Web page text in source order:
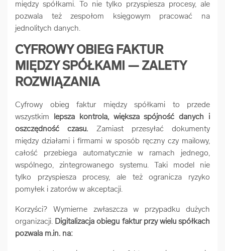
między spółkami. To nie tylko przyspiesza procesy, ale
pozwala też zespołom księgowym pracować na
jednolitych danych.
CYFROWY OBIEG FAKTUR
MIĘDZY SPÓŁKAMI — ZALETY
ROZWIĄZANIA
Cyfrowy obieg faktur między spółkami to przede
wszystkim
lepsza kontrola, większa spójność danych i
oszczędność czasu. Zamiast przesyłać dokumenty
między działami i firmami w sposób ręczny czy mailowy,
całość przebiega automatycznie w ramach jednego,
wspólnego, zintegrowanego systemu. Taki model nie
tylko przyspiesza procesy, ale też ogranicza ryzyko
pomyłek i zatorów w akceptacji.
Korzyści? Wymierne zwłaszcza w przypadku dużych
organizacji. Digitalizacja obiegu faktur przy wielu spółkach
pozwala m.in. na: